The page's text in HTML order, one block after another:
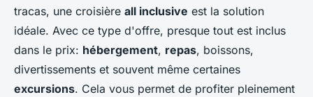
tracas, une croisière all inclusive est la solution
idéale. Avec ce type d'offre, presque tout est inclus
dans le prix: hébergement, repas, boissons,
divertissements et souvent même certaines
excursions. Cela vous permet de profiter pleinement